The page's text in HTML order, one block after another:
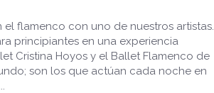
flamenco con uno de nuestros artistas.
principiantes en una experiencia
Cristina Hoyos y el Ballet Flamenco de
son los que actúan cada noche en